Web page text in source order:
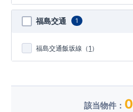
福島交通 1
福島交通飯坂線 （1）
該当物件： 0